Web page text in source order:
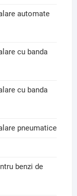
automate
cu banda
cu banda
pneumatice
benzi de